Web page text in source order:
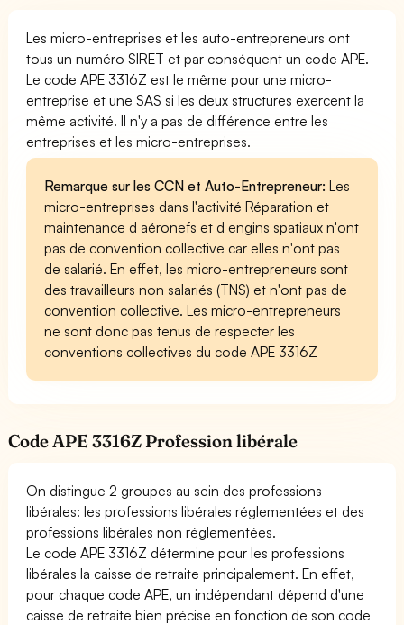
Les micro-entreprises et les auto-entrepreneurs ont
tous un numéro SIRET et par conséquent un code APE.
Le code APE 3316Z est le même pour une micro-
entreprise et une SAS si les deux structures exercent la
même activité. Il n'y a pas de différence entre les
entreprises et les micro-entreprises.
Remarque sur les CCN et Auto-Entrepreneur: Les
micro-entreprises dans l'activité Réparation et
maintenance d aéronefs et d engins spatiaux n'ont
pas de convention collective car elles n'ont pas
de salarié. En effet, les micro-entrepreneurs sont
des travailleurs non salariés (TNS) et n'ont pas de
convention collective. Les micro-entrepreneurs
ne sont donc pas tenus de respecter les
conventions collectives du code APE 3316Z
Code APE 3316Z Profession libérale
On distingue 2 groupes au sein des professions
libérales: les professions libérales réglementées et des
professions libérales non réglementées.
Le code APE 3316Z détermine pour les professions
libérales la caisse de retraite principalement. En effet,
pour chaque code APE, un indépendant dépend d'une
caisse de retraite bien précise en fonction de son code